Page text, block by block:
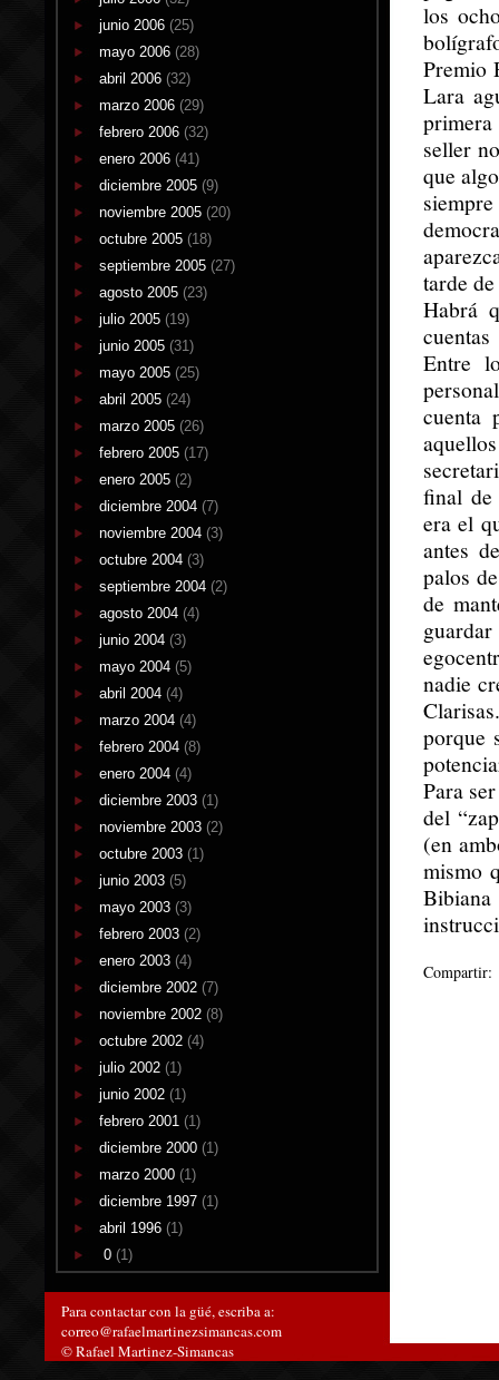
junio 2006 (25)
mayo 2006 (28)
abril 2006 (32)
marzo 2006 (29)
febrero 2006 (32)
enero 2006 (41)
diciembre 2005 (9)
noviembre 2005 (20)
octubre 2005 (18)
septiembre 2005 (27)
agosto 2005 (23)
julio 2005 (19)
junio 2005 (31)
mayo 2005 (25)
abril 2005 (24)
marzo 2005 (26)
febrero 2005 (17)
enero 2005 (2)
diciembre 2004 (7)
noviembre 2004 (3)
octubre 2004 (3)
septiembre 2004 (2)
agosto 2004 (4)
junio 2004 (3)
mayo 2004 (5)
abril 2004 (4)
marzo 2004 (4)
febrero 2004 (8)
enero 2004 (4)
diciembre 2003 (1)
noviembre 2003 (2)
octubre 2003 (1)
junio 2003 (5)
mayo 2003 (3)
febrero 2003 (2)
enero 2003 (4)
diciembre 2002 (7)
noviembre 2002 (8)
octubre 2002 (4)
julio 2002 (1)
junio 2002 (1)
febrero 2001 (1)
diciembre 2000 (1)
marzo 2000 (1)
diciembre 1997 (1)
abril 1996 (1)
0 (1)
los
Premio
Lara
seller
que
tarde
Habrá
Entre
cuenta
final de
era el
antes
palos
de
nadie
porque
Para
del
(en
mismo
Compartir:
Para contactar con la güé, escriba a:
correo@rafaelmartinezsimancas.com
© Rafael Martinez-Simancas